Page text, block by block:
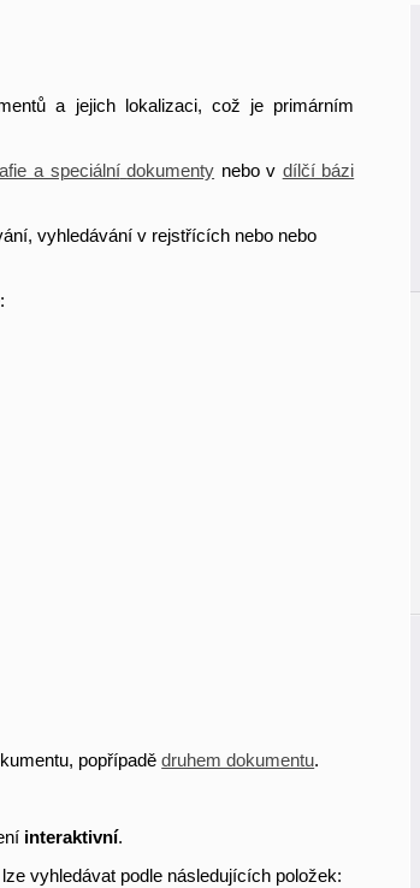
a jejich lokalizaci, což je primárním
a speciální dokumenty nebo v dílčí bázi
vyhledávání v rejstřících nebo nebo
popřípadědruhem dokumentu.
interaktivní.
vyhledávat podle následujících položek: